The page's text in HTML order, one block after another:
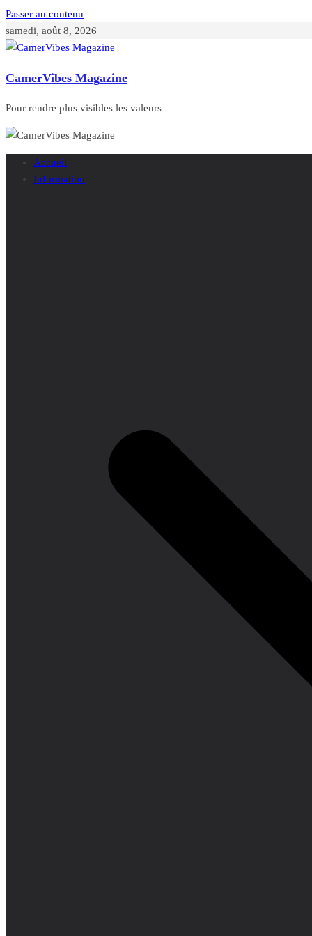
Passer au contenu
samedi, août 8, 2026
CamerVibes Magazine
Pour rendre plus visibles les valeurs
Accueil
Information